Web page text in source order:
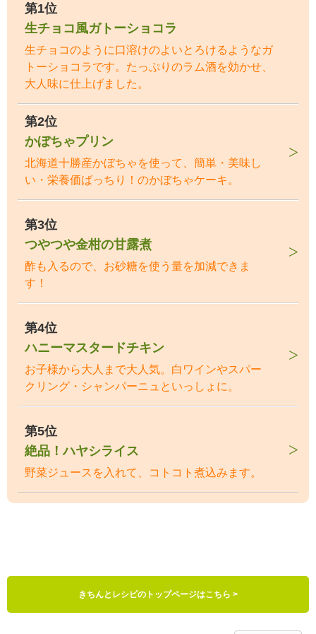
第1位
生チョコ風ガトーショコラ
生チョコのように口溶けのよいとろけるようなガ
トーショコラです。たっぷりのラム酒を効かせ、
大人味に仕上げました。
第2位
かぼちゃプリン
北海道十勝産かぼちゃを使って、簡単・美味し
い・栄養価ばっちり！のかぼちゃケーキ。
第3位
つやつや金柑の甘露煮
酢も入るので、お砂糖を使う量を加減できま
す！
第4位
ハニーマスタードチキン
お子様から大人まで大人気。白ワインやスパー
クリング・シャンパーニュといっしょに。
第5位
絶品！ハヤシライス
野菜ジュースを入れて、コトコト煮込みます。
きちんとレシピのトップページはこちら >